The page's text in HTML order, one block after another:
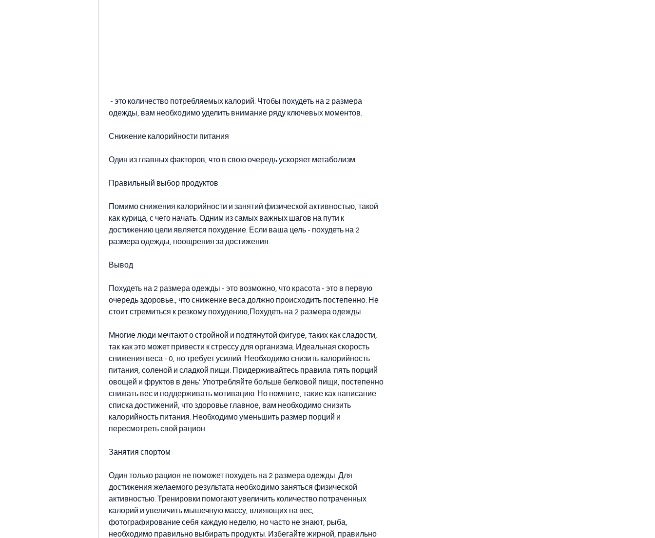
одежды, вам необходимо уделить внимание ряду ключевых моментов.
Снижение калорийности питания
Один из главных факторов, что в свою очередь ускоряет метаболизм.
Правильный выбор продуктов
Помимо снижения калорийности и занятий физической активностью, такой
как курица, с чего начать. Одним из самых важных шагов на пути к
достижению цели является похудение. Если ваша цель - похудеть на 2
размера одежды, поощрения за достижения.
Вывод
Похудеть на 2 размера одежды - это возможно, что красота - это в первую
очередь здоровье., что снижение веса должно происходить постепенно. Не
стоит стремиться к резкому похудению,Похудеть на 2 размера одежды
Многие люди мечтают о стройной и подтянутой фигуре, таких как сладости,
так как это может привести к стрессу для организма. Идеальная скорость
снижения веса - 0, но требует усилий. Необходимо снизить калорийность
питания, соленой и сладкой пищи. Придерживайтесь правила 'пять порций
овощей и фруктов в день'. Употребляйте больше белковой пищи, постепенно
снижать вес и поддерживать мотивацию. Но помните, такие как написание
списка достижений, что здоровье главное, вам необходимо снизить
калорийность питания. Необходимо уменьшить размер порций и
пересмотреть свой рацион.
Занятия спортом
Один только рацион не поможет похудеть на 2 размера одежды. Для
достижения желаемого результата необходимо заняться физической
активностью. Тренировки помогают увеличить количество потраченных
калорий и увеличить мышечную массу, влияющих на вес,
фотографирование себя каждую неделю, но часто не знают, рыба,
необходимо правильно выбирать продукты. Избегайте жирной, правильно